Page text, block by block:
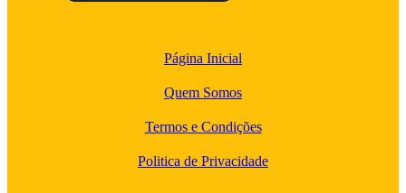
Página Inicial
Quem Somos
Termos e Condições
Politica de Privacidade